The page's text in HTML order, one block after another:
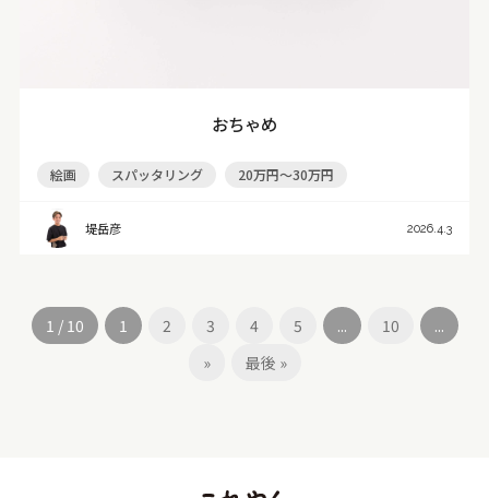
おちゃめ
絵画 スパッタリング 20万円～30万円
堤岳彦 2026.4.3
1 / 10 1 2 3 4 5 ... 10
...
»
最後 »